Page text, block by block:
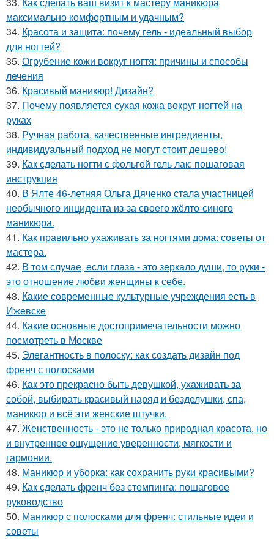
максимально комфортным и удачным?
34. Красота и защита: почему гель - идеальный выбор
для ногтей?
35. Огрубение кожи вокруг ногтя: причины и способы
лечения
36. Красивый маникюр! Дизайн?
37. Почему появляется сухая кожа вокруг ногтей на
руках
38. Ручная работа, качественные ингредиенты,
индивидуальный подход не могут стоит дешево!
39. Как сделать ногти с фольгой гель лак: пошаговая
инструкция
40. В Ялте 46-летняя Ольга Дяченко стала участницей
необычного инцидента из-за своего жёлто-синего
маникюра.
41. Как правильно ухаживать за ногтями дома: советы от
мастера.
42. В том случае, если глаза - это зеркало души, то руки -
это отношение любви женщины к себе.
43. Какие современные культурные учреждения есть в
Ижевске
44. Какие основные достопримечательности можно
посмотреть в Москве
45. Элегантность в полоску: как создать дизайн под
френч с полосками
46. Как это прекрасно быть девушкой, ухаживать за
собой, выбирать красивый наряд и безделушки, спа,
маникюр и всё эти женские штучки.
47. Женственность - это не только природная красота, но
и внутреннее ощущение уверенности, мягкости и
гармонии.
48. Маникюр и уборка: как сохранить руки красивыми?
49. Как сделать френч без стемпинга: пошаговое
руководство
50. Маникюр с полосками для френч: стильные идеи и
советы